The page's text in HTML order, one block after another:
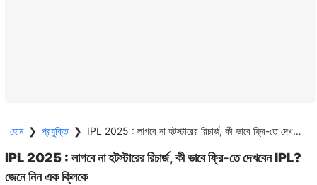
হোম ❯ প্রযুক্তি ❯ IPL 2025 : লাগবে না হটস্টারের রিচার্জ, কী ভাবে ফ্রি-তে দেখবেন IPL? জেনে নিন এক ক্লিকে
IPL 2025 : লাগবে না হটস্টারের রিচার্জ, কী ভাবে ফ্রি-তে দেখবেন IPL?
জেনে নিন এক ক্লিকে